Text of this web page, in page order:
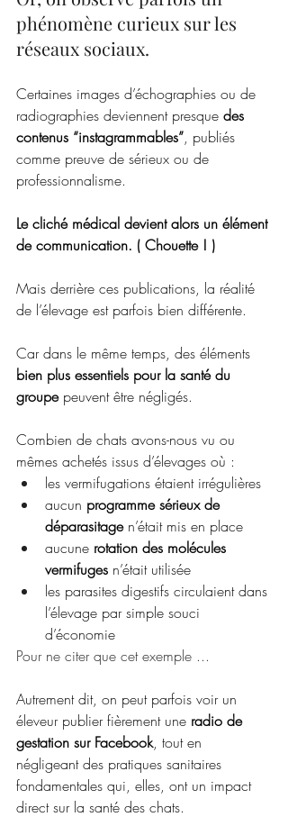
phénomène curieux sur les
réseaux sociaux.
Certaines images d’échographies ou de
radiographies deviennent presque des
contenus “instagrammables”, publiés
comme preuve de sérieux ou de
professionnalisme.
Le cliché médical devient alors un élément
de communication. ( Chouette ! )
Mais derrière ces publications, la réalité
de l’élevage est parfois bien différente.
Car dans le même temps, des éléments
bien plus essentiels pour la santé du
groupe peuvent être négligés.
Combien de chats avons-nous vu ou
mêmes achetés issus d’élevages où :
les vermifugations étaient irrégulières
aucun programme sérieux de
déparasitage n’était mis en place
aucune rotation des molécules
vermifuges n’était utilisée
les parasites digestifs circulaient dans
l’élevage par simple souci
d’économie
Pour ne citer que cet exemple ...
Autrement dit, on peut parfois voir un
éleveur publier fièrement une radio de
gestation sur Facebook, tout en
négligeant des pratiques sanitaires
fondamentales qui, elles, ont un impact
direct sur la santé des chats.